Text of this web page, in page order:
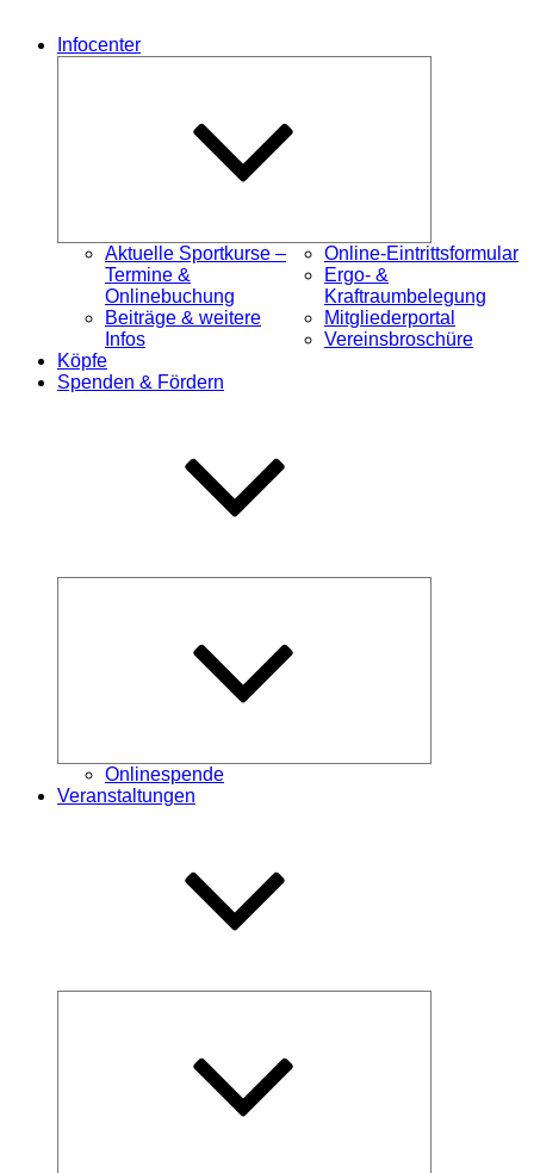
Infocenter
Aktuelle Sportkurse –
Termine &
Onlinebuchung
Beiträge & weitere
Infos
Online-Eintrittsformular
Ergo- &
Kraftraumbelegung
Mitgliederportal
Vereinsbroschüre
Köpfe
Spenden & Fördern
Onlinespende
Veranstaltungen